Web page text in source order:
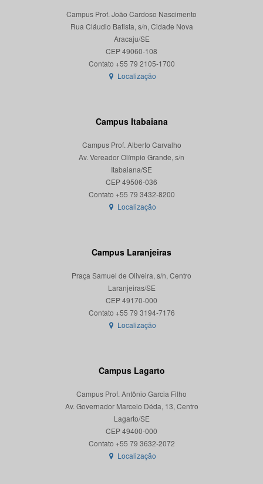
Campus Prof. João Cardoso Nascimento
Rua Cláudio Batista, s/n, Cidade Nova
Aracaju/SE
CEP 49060-108
Localização
Campus Itabaiana
Campus Prof. Alberto Carvalho
Av. Vereador Olímpio Grande, s/n
Itabaiana/SE
CEP 49506-036
Localização
Campus Laranjeiras
Praça Samuel de Oliveira, s/n, Centro
Laranjeiras/SE
CEP 49170-000
Localização
Campus Lagarto
Campus Prof. Antônio Garcia Filho
Av. Governador Marcelo Déda, 13, Centro
Lagarto/SE
CEP 49400-000
Localização